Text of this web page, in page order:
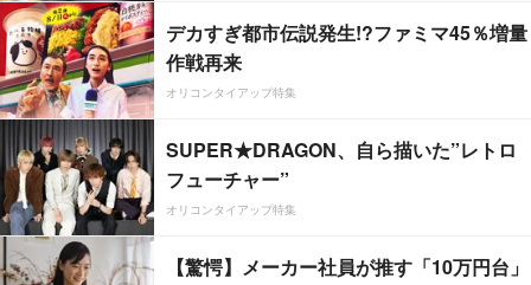
デカすぎ都市伝説発生!?ファミマ45％増量
作戦再来
オリコンタイアップ特集
SUPER★DRAGON、自ら描いた”レトロ
フューチャー”
オリコンタイアップ特集
【驚愕】メーカー社員が推す「10万円台」